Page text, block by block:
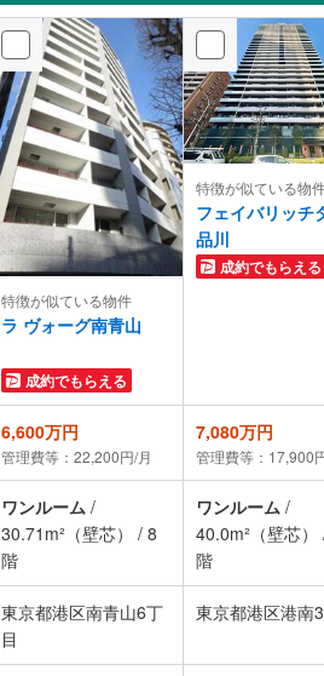
特徴が似ている物件
ラ ヴォーグ南青山
成約でもらえる
特徴が似ている物
フェイバリッチ
品川
成約でもらえる
6,600万円
管理費等：22,200円/月
7,080万円
管理費等：17,900
ワンルーム /
30.71m²（壁芯）
/ 8
階
ワンルーム /
40.0m²（壁芯）
階
東京都港区南青山6丁
目
東京都港区港南